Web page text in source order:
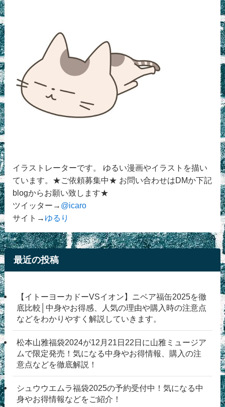
イラストレーターです。 ゆるい漫画やイラストを描い
ています。★ご依頼募集中★ お問い合わせはDMか下記
blogからお願い致します★
ツイッター→ @icaro
サイト→ ゆるり
最近の投稿
【イトーヨーカドーVSイオン】ニベア福缶2025を徹
底比較│中身やお得感、人気の理由や購入時の注意点
などをわかりやすく解説していきます。
松本山雅福袋2024が12月21日22日に山雅ミュージア
ムで限定発売！気になる中身やお得情報、購入の注
意点などを徹底解説！
シュウウエムラ福袋2025の予約受付中！気になる中
身やお得情報などをご紹介！